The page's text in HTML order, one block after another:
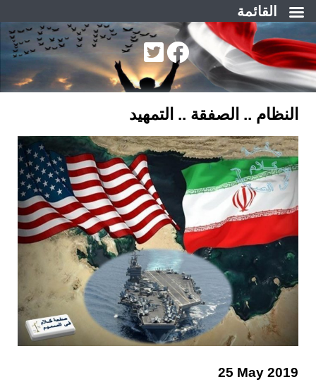
التجاوز
إلى
المحتوى
النظام .. الصفقة .. التمهيد
25 May 2019
القائمة